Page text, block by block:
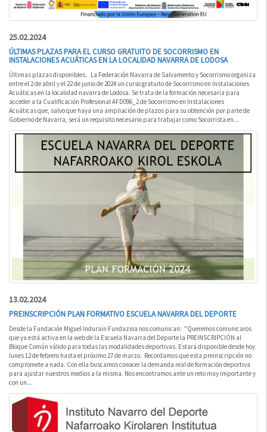
25.02.2024
ÚLTIMAS PLAZAS PARA EL CURSO GRATUITO DE SOCORRISMO EN
INSTALACIONES ACUÁTICAS EN LA LOCALIDAD NAVARRA DE LODOSA
Últimas plazas disponibles. La Federación Navarra de Salvamento y Socorrismo organiza
entre el 2 de abril y el 22 de junio de 2024 un curso gratuito de Socorrismo en Instalaciones
Acuáticas en la localidad navarra de Lodosa. Se trata de la formación necesaria para
acceder a la Cualificación Profesional AFD096_2 de Socorrismo en Instalaciones
Acuáticas que, salvo que haya una ampliación de plazos para su obtención por parte de
Gobierno de Navarra, será un requisito necesario para trabajar como Socorrista en...
13.02.2024
PREINSCRIPCIÓN PLAN FORMATIVO ESCUELA NAVARRA DEL DEPORTE
Desde la Fundación Miguel Indurain Fundazioa nos comunican: "Queremos comunicaros
que ya está activa en la web de la Escuela Navarra del Deporte la PREINSCRIPCIÓN al
Bloque Común válido para todas las modalidades deportivas. Estará disponible desde hoy
lunes 12 de febrero hasta el próximo 27 de marzo. Recordamos que esta preinscripción no
compromete a nada. Con ella buscamos conocer la demanda real de formación deportiva
para ajustar nuestros medios a la misma. Nos encontramos ante un reto muy importante y
con un...